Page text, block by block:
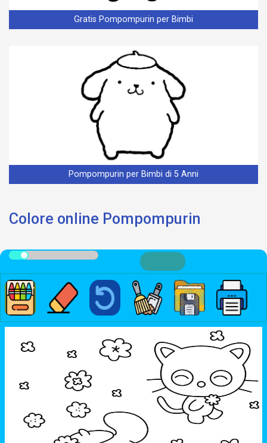
Gratis Pompompurin per Bimbi
Pompompurin per Bimbi di 5 Anni
Colore online Pompompurin